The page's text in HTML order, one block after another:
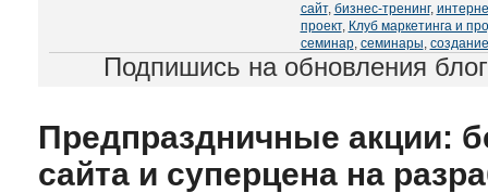
сайт, бизнес-тренинг,
проект, Клуб маркетинга и
семинар, семинары,
Подпишись на обновления
Предпраздничные акции:
сайта и суперцена на